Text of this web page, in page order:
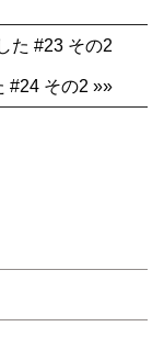
た #23 その2
#24 その2 »»